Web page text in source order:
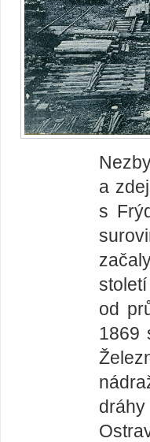
a
s
od
1869